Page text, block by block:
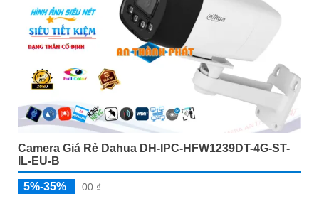
Camera Giá Rẻ Dahua DH-IPC-HFW1239DT-4G-ST-
IL-EU-B
5%-35% 00 ₫